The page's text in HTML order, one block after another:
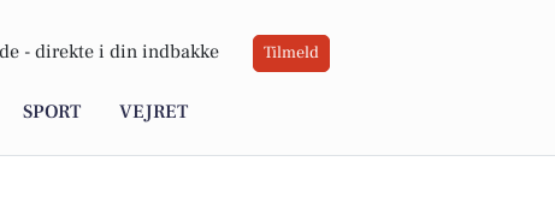
- direkte i din indbakke Tilmeld
SPORT VEJRET